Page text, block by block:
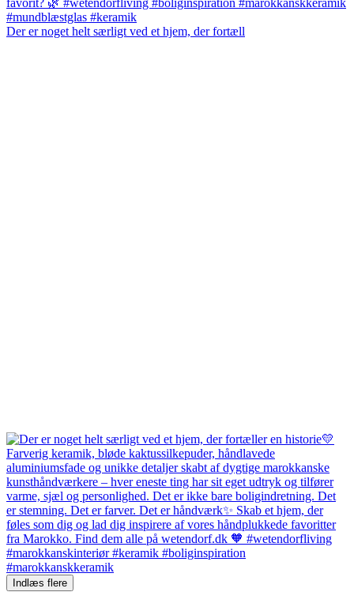
Der er noget helt særligt ved et hjem, der fortæll
Indlæs flere